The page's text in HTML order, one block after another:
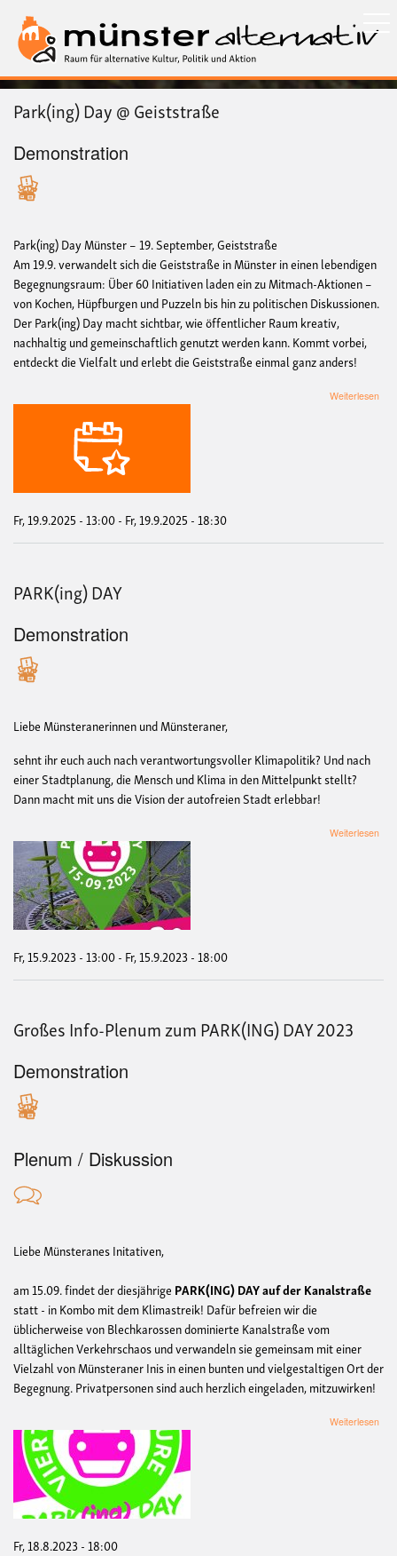
zum
Inhalt
Park(ing) Day @ Geiststraße
Demonstration
Park(ing) Day Münster – 19. September, Geiststraße
Am 19.9. verwandelt sich die Geiststraße in Münster in einen lebendigen
Begegnungsraum: Über 60 Initiativen laden ein zu Mitmach-Aktionen –
von Kochen, Hüpfburgen und Puzzeln bis hin zu politischen Diskussionen.
Der Park(ing) Day macht sichtbar, wie öffentlicher Raum kreativ,
nachhaltig und gemeinschaftlich genutzt werden kann. Kommt vorbei,
entdeckt die Vielfalt und erlebt die Geiststraße einmal ganz anders!
Weiterlesen
Fr, 19.9.2025 - 13:00- Fr, 19.9.2025 - 18:30
PARK(ing) DAY
Demonstration
Liebe Münsteranerinnen und Münsteraner,
sehnt ihr euch auch nach verantwortungsvoller Klimapolitik? Und nach
einer Stadtplanung, die Mensch und Klima in den Mittelpunkt stellt?
Dann macht mit uns die Vision der autofreien Stadt erlebbar!
Weiterlesen
Fr, 15.9.2023 - 13:00- Fr, 15.9.2023 - 18:00
Großes Info-Plenum zum PARK(ING) DAY 2023
Demonstration
Plenum / Diskussion
Liebe Münsteranes Initativen,
am 15.09. findet der diesjährige PARK(ING) DAY auf der Kanalstraße
statt - in Kombo mit dem Klimastreik! Dafür befreien wir die
üblicherweise von Blechkarossen dominierte Kanalstraße vom
alltäglichen Verkehrschaos und verwandeln sie gemeinsam mit einer
Vielzahl von Münsteraner Inis in einen bunten und vielgestaltigen Ort der
Begegnung. Privatpersonen sind auch herzlich eingeladen, mitzuwirken!
Weiterlesen
Fr, 18.8.2023 - 18:00